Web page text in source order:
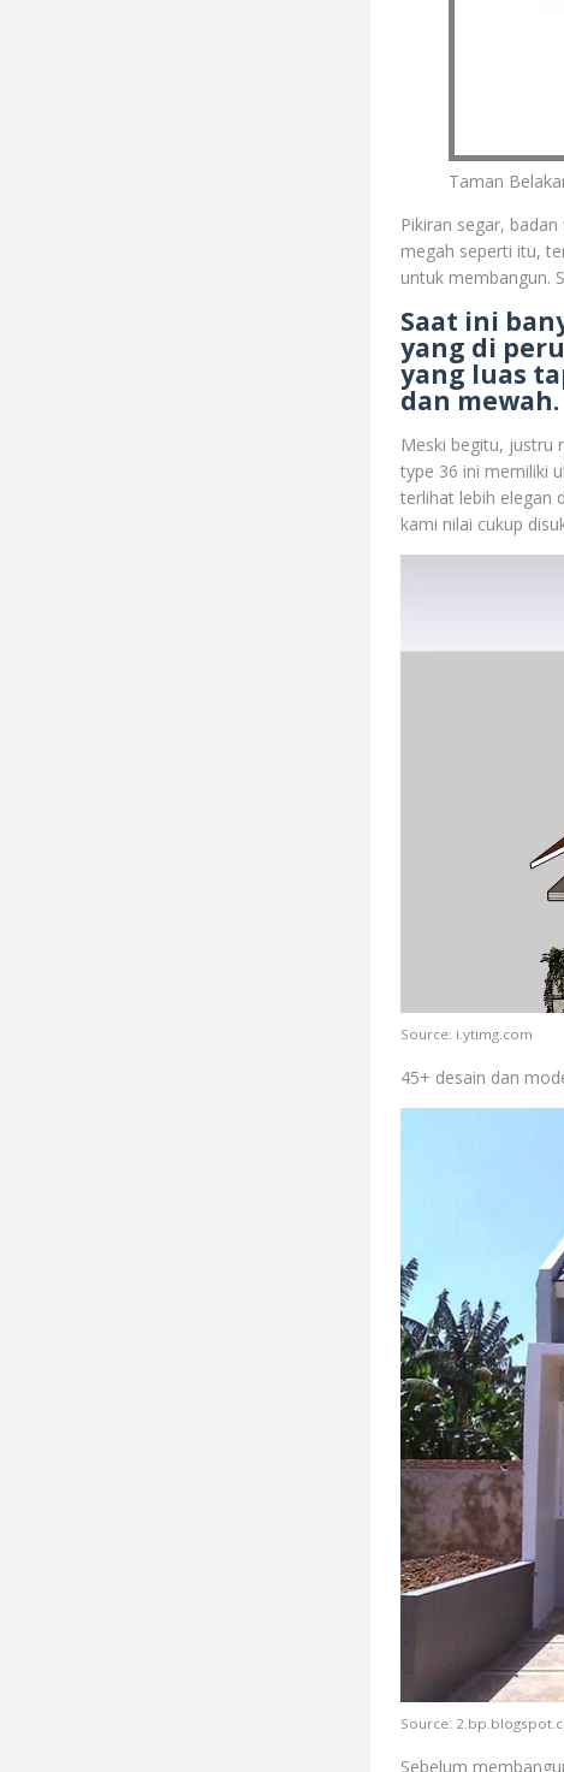
Taman
Pikiran segar,
megah seperti itu,
untuk membangun.
Saat ini
yang di
yang luas
dan mewah.
Meski begitu, justru
type 36 ini memiliki
terlihat lebih elegan
kami nilai cukup
Source: i.ytimg.com
45+ desain dan
Source:
Sebelum